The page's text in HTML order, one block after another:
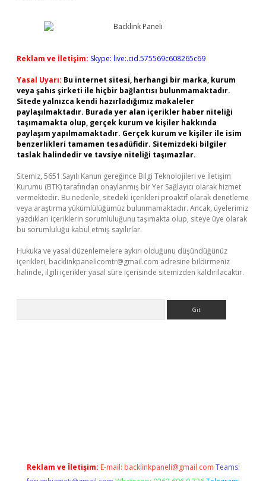
Reklam ve İletişim: Skype: live:.cid.575569c608265c69
Yasal Uyarı: Bu internet sitesi, herhangi bir marka, kurum
veya şahıs şirketi ile hiçbir bağlantısı bulunmamaktadır.
Sitede yalnızca kendi hazırladığımız makaleler
paylaşılmaktadır. Burada yer alan içerikler haber niteliği
taşımamakta olup, gerçek kurum ve kişiler hakkında
paylaşım yapılmamaktadır. Gerçek kurum ve kişiler ile isim
benzerlikleri tamamen tesadüfidir. Sitemizdeki bilgiler
taslak halindedir ve tavsiye niteliği taşımazlar.
Sitemiz, 5651 Sayılı Kanun gereğince Bilgi Teknolojileri ve İletişim
Kurumu (BTK) tarafından onaylanmış bir Yer Sağlayıcı olarak hizmet
vermektedir. Bu nedenle, sitedeki içerikleri proaktif olarak denetleme
veya araştırma yükümlülüğümüz bulunmamaktadır. Ancak, üyelerimiz
yazdıkları içeriklerin sorumluluğunu taşımakta olup, siteye üye olarak
bu sorumluluğu kabul etmiş sayılırlar.
Hukuka ve yasal düzenlemelere aykırı olduğunu düşündüğünüz
içerikleri, backlinkpanelicomtr@gmail.com adresine bildirmeniz
halinde, ilgili içerikler yasal süre içerisinde sitemizden kaldırılacaktır.
Reklam ve İletişim: E-mail: backlinkpaneli@gmail.com Teams: